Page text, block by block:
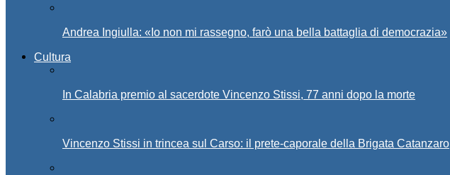
Andrea Ingiulla: «Io non mi rassegno, farò una bella battaglia di democrazia»
Cultura
In Calabria premio al sacerdote Vincenzo Stissi, 77 anni dopo la morte
Vincenzo Stissi in trincea sul Carso: il prete-caporale della Brigata Catanzaro